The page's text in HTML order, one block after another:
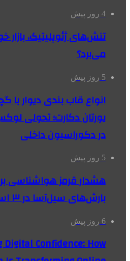
4 روز پیش
تنش‌های ژئوپلیتیک،
می‌برد؟
5 روز پیش
انواع قاب بندی دیوار
یورتان دکارت؛ تحولی
در دکوراسیون داخلی
5 روز پیش
بارش‌های سیل‌آسا در ۳ استان
6 روز پیش
Confidence: How